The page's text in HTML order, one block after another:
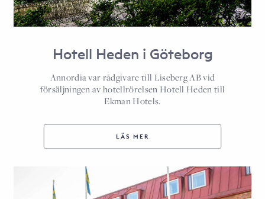
Hotell Heden i Göteborg
Annordia var rådgivare till Liseberg AB vid
försäljningen av hotellrörelsen Hotell Heden till
Ekman Hotels.
LÄS MER